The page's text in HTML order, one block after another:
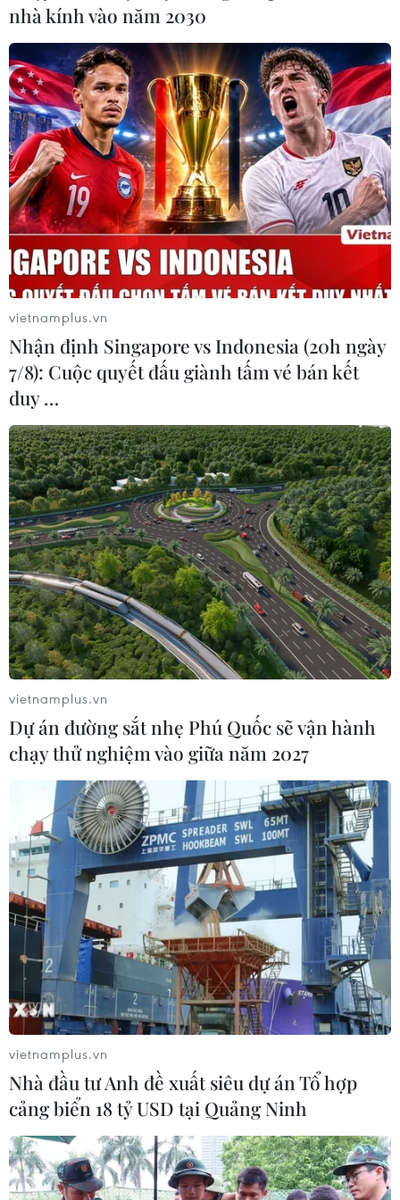
6 hecta rừng đặc dụng Đèo Cả tại
Phú Yên bị thiêu rụi
28/04/2019 02:07
Một đám cháy nhỏ đã khởi phát tại khu vực Miếu Bà
dưới chân rừng Đèo Cả, sau đó bùng phát và lan
nhanh trên diện tích 6ha là đất trống với nhiều cây bụi
và lau lách.
Trồng hồ tiêu ồ ạt, nông dân Tây Nguyên
điêu đứng vì... ''vàng đen''
28/04/2019 03:18
Do hiệu quả kinh tế vượt trội so với các cây trồng khác
nên nông dân ồ ạt trồng hồ tiêu bất chấp sự khuyến cáo
của các cơ quan chức năng, nhà khoa học.
nhà kính vào năm 2030
vietnamplus.vn
Nhận định Singapore vs Indonesia (20h ngày
7/8): Cuộc quyết đấu giành tấm vé bán kết
duy …
vietnamplus.vn
Dự án đường sắt nhẹ Phú Quốc sẽ vận hành
chạy thử nghiệm vào giữa năm 2027
vietnamplus.vn
Nhà đầu tư Anh đề xuất siêu dự án Tổ hợp
cảng biển 18 tỷ USD tại Quảng Ninh